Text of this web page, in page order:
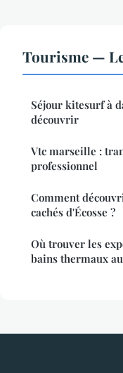
Tourisme —
Séjour kitesurf à
découvrir
Vtc marseille :
professionnel
Comment
cachés d'Écosse ?
Où trouver les
bains thermaux au